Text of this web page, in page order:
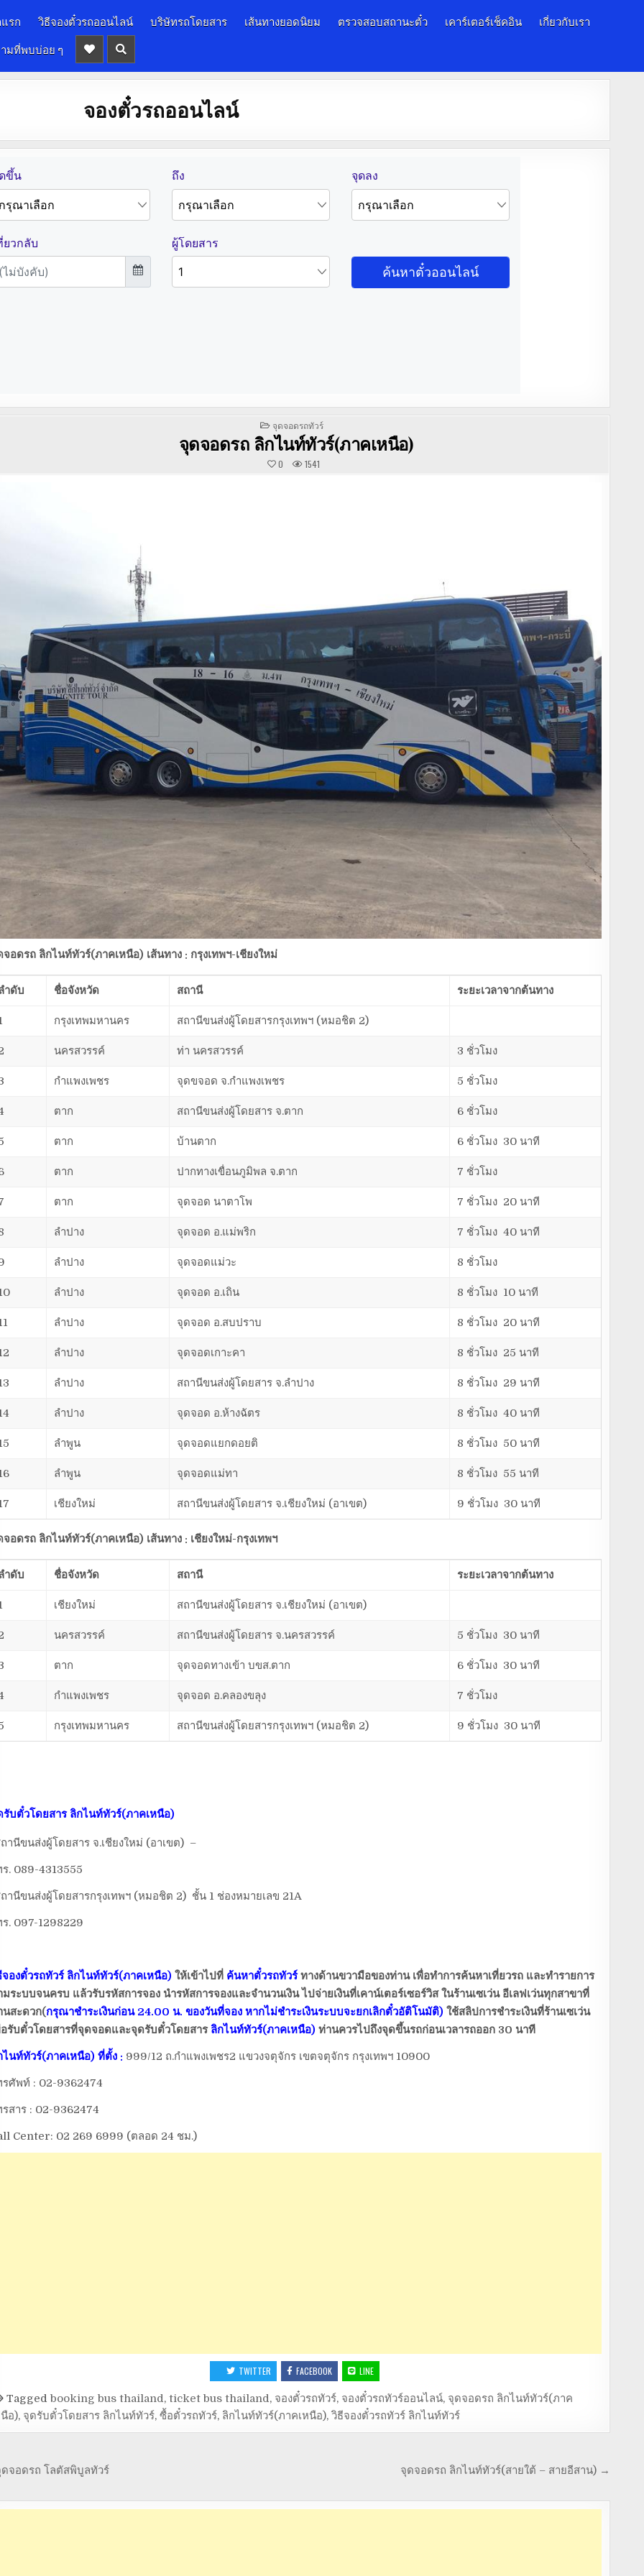
รก วิธีจองตั๋วรถออนไลน์ บริษัทรถโดยสาร เส้นทางยอดนิยม ตรวจสอบสถานะตั๋ว เคาร์เตอร์เช็คอิน
เกี่ยวกับเรา
มที่พบบ่อย ๆ
จองตั๋วรถออนไลน์
POSTED
IN
จุดจอดรถทัวร์
จุดจอดรถ ลิกไนท์ทัวร์(ภาคเหนือ)
0 1541
จอดรถ ลิกไนท์ทัวร์(ภาคเหนือ) เส้นทาง : กรุงเทพฯ-เชียงใหม่
ำดับ ชื่อจังหวัด สถานี ระยะเวลาจากต้นทาง
กรุงเทพมหานคร สถานีขนส่งผู้โดยสารกรุงเทพฯ (หมอชิต 2)
นครสวรรค์ ท่า นครสวรรค์ 3 ชั่วโมง
กำแพงเพชร จุดขจอด จ.กำแพงเพชร 5 ชั่วโมง
ตาก สถานีขนส่งผู้โดยสาร จ.ตาก 6 ชั่วโมง
ตาก บ้านตาก 6 ชั่วโมง 30 นาที
ตาก ปากทางเขื่อนภูมิพล จ.ตาก 7 ชั่วโมง
ตาก จุดจอด นาตาโพ 7 ชั่วโมง 20 นาที
ลำปาง จุดจอด อ.แม่พริก 7 ชั่วโมง 40 นาที
ลำปาง จุดจอดแม่วะ 8 ชั่วโมง
ลำปาง จุดจอด อ.เถิน 8 ชั่วโมง 10 นาที
ลำปาง จุดจอด อ.สบปราบ 8 ชั่วโมง 20 นาที
ลำปาง จุดจอดเกาะคา 8 ชั่วโมง 25 นาที
ลำปาง สถานีขนส่งผู้โดยสาร จ.ลำปาง 8 ชั่วโมง 29 นาที
ลำปาง จุดจอด อ.ห้างฉัตร 8 ชั่วโมง 40 นาที
ลำพูน จุดจอดแยกดอยติ 8 ชั่วโมง 50 นาที
ลำพูน จุดจอดแม่ทา 8 ชั่วโมง 55 นาที
เชียงใหม่ สถานีขนส่งผู้โดยสาร จ.เชียงใหม่ (อาเขต) 9 ชั่วโมง 30 นาที
จอดรถ ลิกไนท์ทัวร์(ภาคเหนือ) เส้นทาง : เชียงใหม่-กรุงเทพฯ
ำดับ ชื่อจังหวัด สถานี ระยะเวลาจากต้นทาง
เชียงใหม่ สถานีขนส่งผู้โดยสาร จ.เชียงใหม่ (อาเขต)
นครสวรรค์ สถานีขนส่งผู้โดยสาร จ.นครสวรรค์ 5 ชั่วโมง 30 นาที
ตาก จุดจอดทางเข้า บขส.ตาก 6 ชั่วโมง 30 นาที
กำแพงเพชร จุดจอด อ.คลองขลุง 7 ชั่วโมง
กรุงเทพมหานคร สถานีขนส่งผู้โดยสารกรุงเทพฯ (หมอชิต 2) 9 ชั่วโมง 30 นาที
รับตั๋วโดยสารลิกไนท์ทัวร์(ภาคเหนือ)
านีขนส่งผู้โดยสาร จ.เชียงใหม่ (อาเขต) –
ร. 089-4313555
านีขนส่งผู้โดยสารกรุงเทพฯ (หมอชิต 2) ชั้น 1 ช่องหมายเลข 21A
ร. 097-1298229
จองตั๋วรถทัวร์ลิกไนท์ทัวร์(ภาคเหนือ) ให้เข้าไปที่ ค้นหาตั๋วรถทัวร์ทางด้านขวามือของท่าน เพื่อทำการค้นหาเที่ยวรถ และทำรายการ
มระบบจนครบ แล้วรับรหัสการจอง นำรหัสการจองและจำนวนเงิน ไปจ่ายเงินที่เคาน์เตอร์เซอร์วิส ในร้านเซเว่น อีเลฟเว่นทุกสาขาที่
นสะดวก(กรุณาชำระเงินก่อน 24.00 น. ของวันที่จอง หากไม่ชำระเงินระบบจะยกเลิกตั๋วอัติโนมัติ) ใช้สลิปการชำระเงินที่ร้านเซเว่น
อรับตั๋วโดยสารที่จุดจอดและจุดรับตั๋วโดยสารลิกไนท์ทัวร์(ภาคเหนือ) ท่านควรไปถึงจุดขึ้นรถก่อนเวลารถออก 30 นาที
ไนท์ทัวร์(ภาคเหนือ) ที่ตั้ง : 999/12 ถ.กำแพงเพชร2 แขวงจตุจักร เขตจตุจักร กรุงเทพฯ 10900
รศัพท์ : 02-9362474
รสาร : 02-9362474
Center: 02 269 6999 (ตลอด 24 ชม.)
TWITTER FACEBOOK LINE
Tagged booking bus thailand, ticket bus thailand, จองตั๋วรถทัวร์, จองตั๋วรถทัวร์ออนไลน์, จุดจอดรถ ลิกไนท์ทัวร์(ภาค
อ), จุดรับตั๋วโดยสาร ลิกไนท์ทัวร์, ซื้อตั๋วรถทัวร์, ลิกไนท์ทัวร์(ภาคเหนือ), วิธีจองตั๋วรถทัวร์ ลิกไนท์ทัวร์
จุดจอดรถ ลิกไนท์ทัวร์(สายใต้ – สายอีสาน) →
จอดรถ โลตัสพิบูลทัวร์